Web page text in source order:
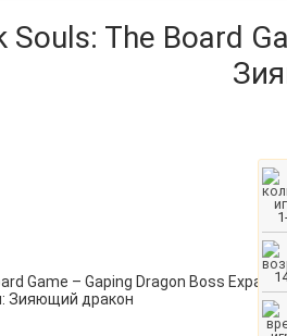
Souls: The Board